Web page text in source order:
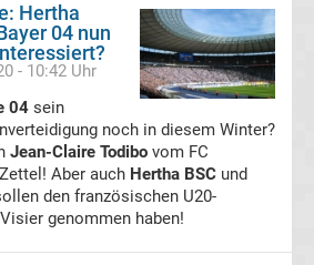
Hertha
04 nun
- 10:42 Uhr
04 sein
noch in diesem Winter?
Jean-Claire Todibo vom FC
Aber auch Hertha BSC und
den französischen U20-
genommen haben!